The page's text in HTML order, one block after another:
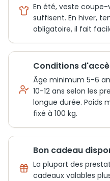
En été, veste
suffisent. En hiver,
obligatoire, il fait
Conditions
Âge minimum 5-6
10-12 ans selon les
longue durée. Poids
fixé à 100 kg.
Bon cadeau
La plupart des
cadeaux valables